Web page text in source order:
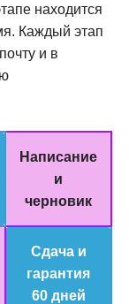
находится
Каждый этап
и в
Написание
и
черновик
Сдача и
гарантия
60 дней